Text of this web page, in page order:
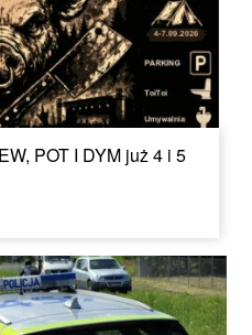
POT I DYM już 4 i 5